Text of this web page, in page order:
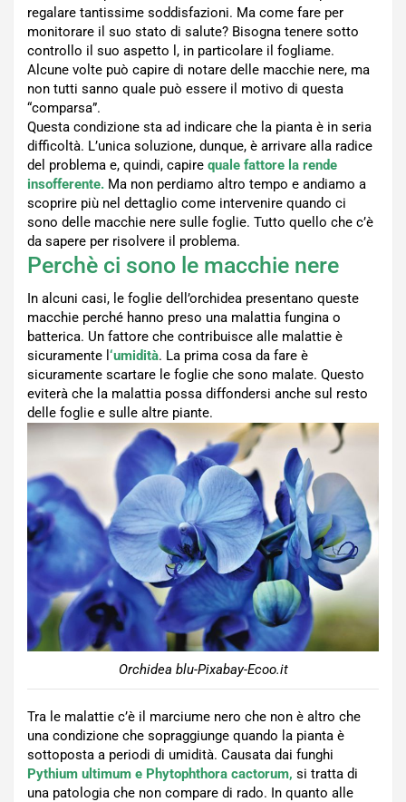
regalare tantissime soddisfazioni. Ma come fare per
monitorare il suo stato di salute? Bisogna tenere sotto
controllo il suo aspetto l, in particolare il fogliame.
Alcune volte può capire di notare delle macchie nere, ma
non tutti sanno quale può essere il motivo di questa
“comparsa”.
Questa condizione sta ad indicare che la pianta è in seria
difficoltà. L’unica soluzione, dunque, è arrivare alla radice
del problema e, quindi, capire quale fattore la rende
insofferente. Ma non perdiamo altro tempo e andiamo a
scoprire più nel dettaglio come intervenire quando ci
sono delle macchie nere sulle foglie. Tutto quello che c’è
da sapere per risolvere il problema.
Perchè ci sono le macchie nere
In alcuni casi, le foglie dell’orchidea presentano queste
macchie perché hanno preso una malattia fungina o
batterica. Un fattore che contribuisce alle malattie è
sicuramente l ‘umidità. La prima cosa da fare è
sicuramente scartare le foglie che sono malate. Questo
eviterà che la malattia possa diffondersi anche sul resto
delle foglie e sulle altre piante.
Orchidea blu-Pixabay-Ecoo.it
Tra le malattie c’è il marciume nero che non è altro che
una condizione che sopraggiunge quando la pianta è
sottoposta a periodi di umidità. Causata dai funghi
Pythium ultimum e Phytophthora cactorum, si tratta di
una patologia che non compare di rado. In quanto alle